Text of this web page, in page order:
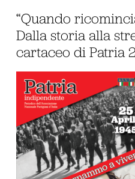
“Quando
Dalla storia alla
cartaceo di Patria